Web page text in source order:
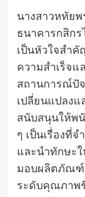
นางสาวหทัยพ
ธนาคารกสิกร
เป็นหัวใจสำ
ความสำเร็จแ
สถานการณ์ปั
เปลี่ยนแปลงแ
สนับสนุนให้พ
ๆ เป็นเรื่องที่
และนำทักษะใ
มอบผลิตภัณฑ์
ระดับคุณภาพ